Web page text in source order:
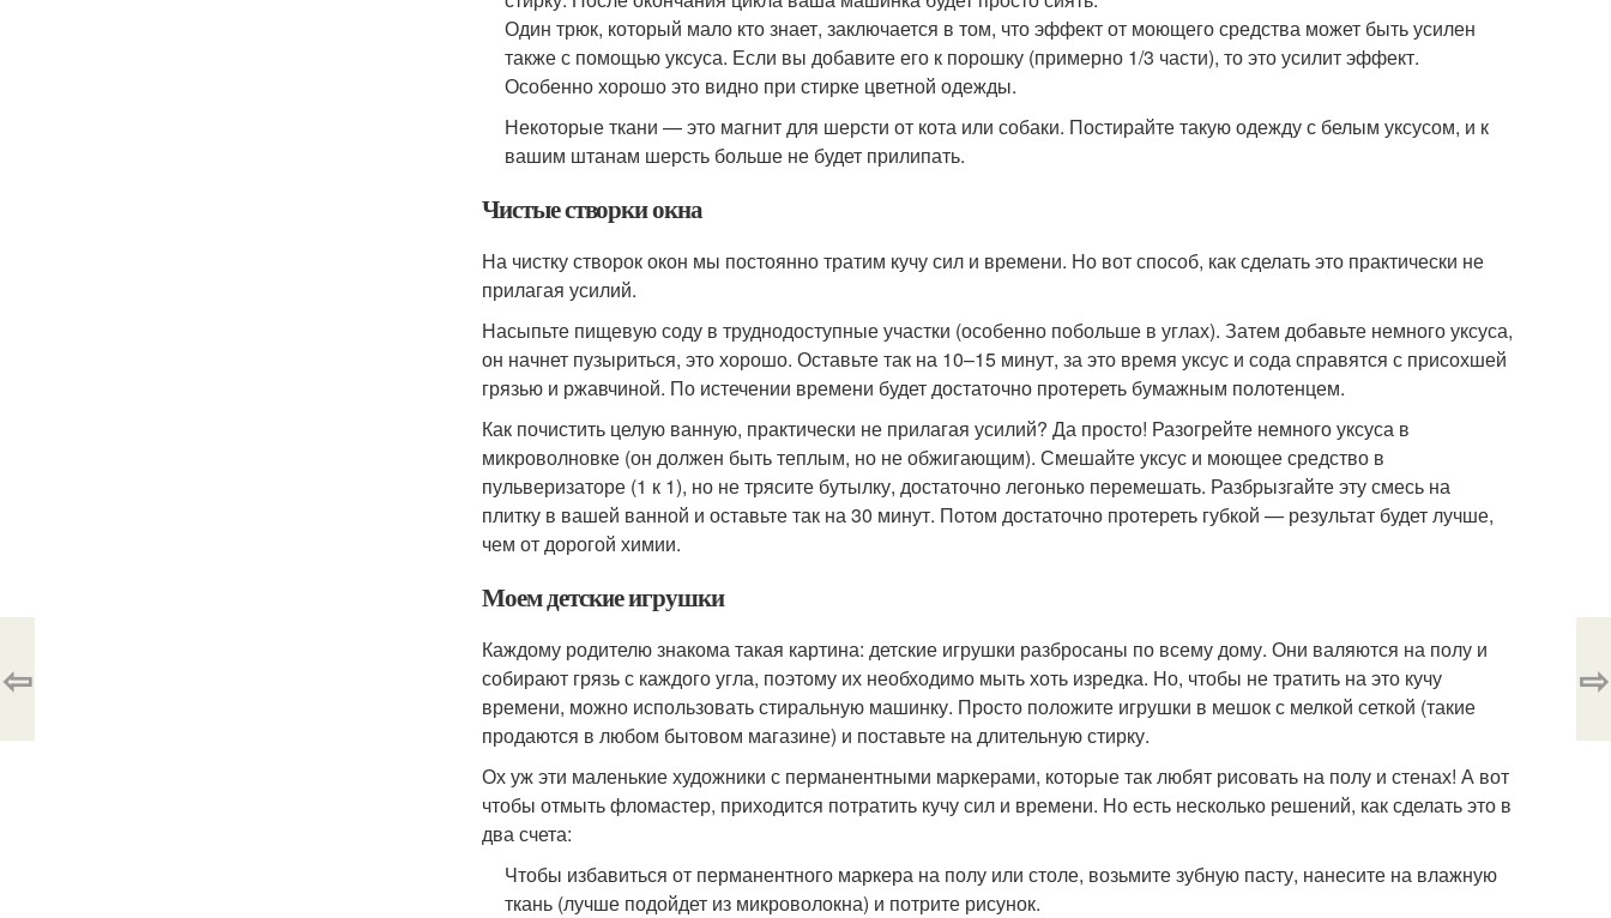
Один трюк, который мало кто знает, заключается в том, что эффект от моющего средства может быть усилен
также с помощью уксуса. Если вы добавите его к порошку (примерно 1/3 части), то это усилит эффект.
Особенно хорошо это видно при стирке цветной одежды.
Некоторые ткани — это магнит для шерсти от кота или собаки. Постирайте такую одежду с белым уксусом, и к
вашим штанам шерсть больше не будет прилипать.
Чистые створки окна
На чистку створок окон мы постоянно тратим кучу сил и времени. Но вот способ, как сделать это практически не
прилагая усилий.
Насыпьте пищевую соду в труднодоступные участки (особенно побольше в углах). Затем добавьте немного уксуса,
он начнет пузыриться, это хорошо. Оставьте так на 10–15 минут, за это время уксус и сода справятся с присохшей
грязью и ржавчиной. По истечении времени будет достаточно протереть бумажным полотенцем.
Как почистить целую ванную, практически не прилагая усилий? Да просто! Разогрейте немного уксуса в
микроволновке (он должен быть теплым, но не обжигающим). Смешайте уксус и моющее средство в
пульверизаторе (1 к 1), но не трясите бутылку, достаточно легонько перемешать. Разбрызгайте эту смесь на
плитку в вашей ванной и оставьте так на 30 минут. Потом достаточно протереть губкой — результат будет лучше,
чем от дорогой химии.
Моем детские игрушки
Каждому родителю знакома такая картина: детские игрушки разбросаны по всему дому. Они валяются на полу и
собирают грязь с каждого угла, поэтому их необходимо мыть хоть изредка. Но, чтобы не тратить на это кучу
времени, можно использовать стиральную машинку. Просто положите игрушки в мешок с мелкой сеткой (такие
продаются в любом бытовом магазине) и поставьте на длительную стирку.
Ох уж эти маленькие художники с перманентными маркерами, которые так любят рисовать на полу и стенах! А вот
чтобы отмыть фломастер, приходится потратить кучу сил и времени. Но есть несколько решений, как сделать это в
два счета:
Чтобы избавиться от перманентного маркера на полу или столе, возьмите зубную пасту, нанесите на влажную
ткань (лучше подойдет из микроволокна) и потрите рисунок.
⇦ ⇨